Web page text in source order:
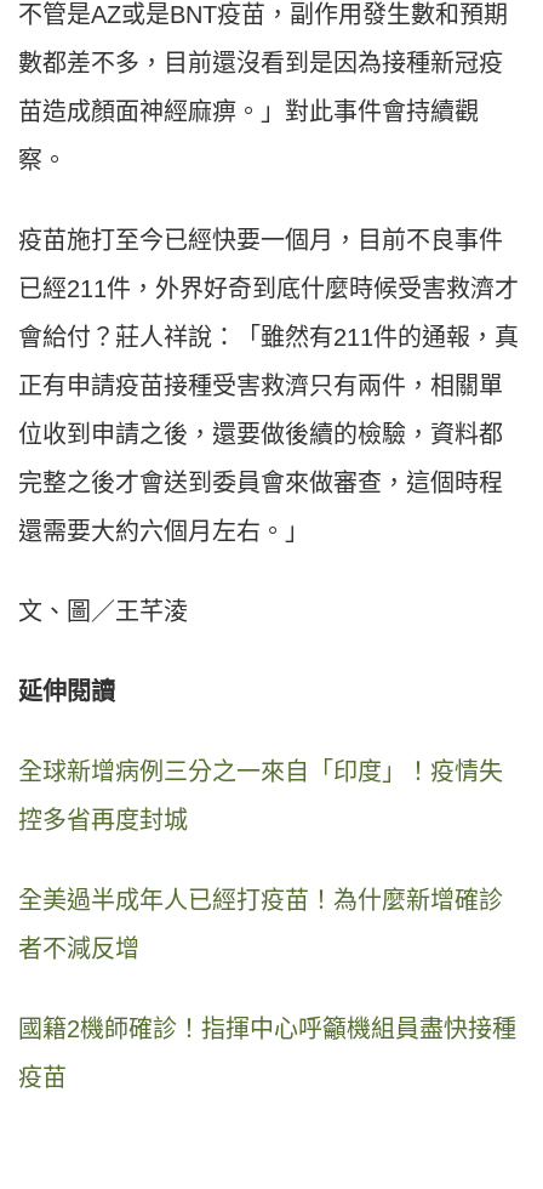
不管是AZ或是BNT疫苗，副作用發生數和預期
數都差不多，目前還沒看到是因為接種新冠疫
苗造成顏面神經麻痹。」對此事件會持續觀
察。
疫苗施打至今已經快要一個月，目前不良事件
已經211件，外界好奇到底什麼時候受害救濟才
會給付？莊人祥說：「雖然有211件的通報，真
正有申請疫苗接種受害救濟只有兩件，相關單
位收到申請之後，還要做後續的檢驗，資料都
完整之後才會送到委員會來做審查，這個時程
還需要大約六個月左右。」
文、圖／王芊淩
延伸閱讀
全球新增病例三分之一來自「印度」！疫情失
控多省再度封城
全美過半成年人已經打疫苗！為什麼新增確診
者不減反增
國籍2機師確診！指揮中心呼籲機組員盡快接種
疫苗